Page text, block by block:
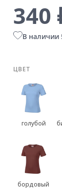
340
В наличии
ЦВЕТ
голубой
бордовый